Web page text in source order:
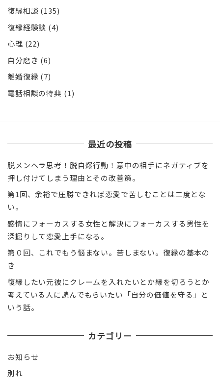
復縁相談 (135)
復縁経験談 (4)
心理 (22)
自分磨き (6)
離婚復縁 (7)
電話相談の特典 (1)
最近の投稿
脱メンヘラ思考！脱自爆行動！意中の相手にネガティブを
押し付けてしまう理由とその改善策。
第1回、余裕で圧勝できれば恋愛で苦しむことは二度とな
い。
感情にフォーカスする女性と解決にフォーカスする男性を
深掘りして恋愛上手になる。
第０回、これでもう悩まない。苦しまない。復縁の基本の
き
復縁したい元彼にクレームを入れたいとか縁を切ろうとか
考えている人に読んでもらいたい「自分の価値を守る」と
いう話。
カテゴリー
お知らせ
別れ